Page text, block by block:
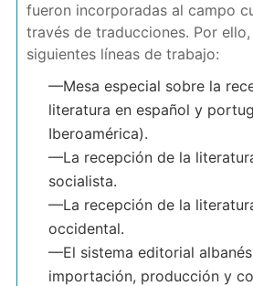
fueron incorporadas al campo
través de traducciones. Por
siguientes líneas de trabajo:
—Mesa especial sobre la
literatura en español y
Iberoamérica).
—La recepción de la
socialista.
—La recepción de la
occidental.
—El sistema editorial
importación, producción y